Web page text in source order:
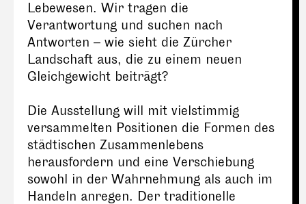
Lebewesen. Wir tragen die
Verantwortung und suchen nach
Antworten – wie sieht die Zürcher
Landschaft aus, die zu einem neuen
Gleichgewicht beiträgt?
Die Ausstellung will mit vielstimmig
versammelten Positionen die Formen des
städtischen Zusammenlebens
herausfordern und eine Verschiebung
sowohl in der Wahrnehmung als auch im
Handeln anregen. Der traditionelle